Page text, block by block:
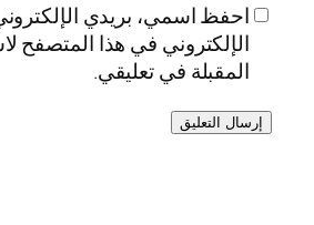
احفظ اسمي، بريدي
الإلكتروني في هذا المتصفح
المقبلة في تعليقي.